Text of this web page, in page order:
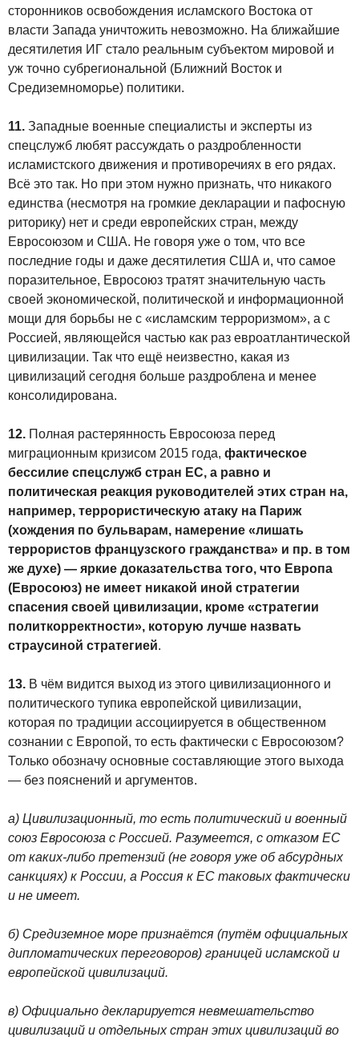
сторонников освобождения исламского Востока от
власти Запада уничтожить невозможно. На ближайшие
десятилетия ИГ стало реальным субъектом мировой и
уж точно субрегиональной (Ближний Восток и
Средиземноморье) политики.
11. Западные военные специалисты и эксперты из
спецслужб любят рассуждать о раздробленности
исламистского движения и противоречиях в его рядах.
Всё это так. Но при этом нужно признать, что никакого
единства (несмотря на громкие декларации и пафосную
риторику) нет и среди европейских стран, между
Евросоюзом и США. Не говоря уже о том, что все
последние годы и даже десятилетия США и, что самое
поразительное, Евросоюз тратят значительную часть
своей экономической, политической и информационной
мощи для борьбы не с «исламским терроризмом», а с
Россией, являющейся частью как раз евроатлантической
цивилизации. Так что ещё неизвестно, какая из
цивилизаций сегодня больше раздроблена и менее
консолидирована.
12. Полная растерянность Евросоюза перед
миграционным кризисом 2015 года, фактическое
бессилие спецслужб стран ЕС, а равно и
политическая реакция руководителей этих стран на,
например, террористическую атаку на Париж
(хождения по бульварам, намерение «лишать
террористов французского гражданства» и пр. в том
же духе) — яркие доказательства того, что Европа
(Евросоюз) не имеет никакой иной стратегии
спасения своей цивилизации, кроме «стратегии
политкорректности», которую лучше назвать
страусиной стратегией.
13. В чём видится выход из этого цивилизационного и
политического тупика европейской цивилизации,
которая по традиции ассоциируется в общественном
сознании с Европой, то есть фактически с Евросоюзом?
Только обозначу основные составляющие этого выхода
— без пояснений и аргументов.
а) Цивилизационный, то есть политический и военный
союз Евросоюза с Россией. Разумеется, с отказом ЕС
от каких-либо претензий (не говоря уже об абсурдных
санкциях) к России, а Россия к ЕС таковых фактически
и не имеет.
б) Средиземное море признаётся (путём официальных
дипломатических переговоров) границей исламской и
европейской цивилизаций.
в) Официально декларируется невмешательство
цивилизаций и отдельных стран этих цивилизаций во